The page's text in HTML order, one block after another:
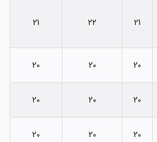
21
22
21
20
20
20
20
20
20
20
20
20